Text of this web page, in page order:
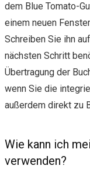
dem Blue Tomato-
einem neuen
Schreiben Sie ihn
nächsten Schritt
Übertragung der
wenn Sie die
außerdem direkt zu
Wie kann ich
verwenden?